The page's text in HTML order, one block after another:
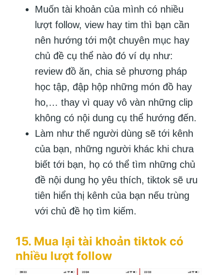
Muốn tài khoản của mình có nhiều
lượt follow, view hay tim thì bạn cần
nên hướng tới một chuyên mục hay
chủ đề cụ thể nào đó ví dụ như:
review đồ ăn, chia sẻ phương pháp
học tập, đập hộp những món đồ hay
ho,… thay vì quay vô vàn những clip
không có nội dung cụ thể hướng đến.
Làm như thế người dùng sẽ tới kênh
của bạn, những người khác khi chưa
biết tới bạn, họ có thể tìm những chủ
đề nội dung họ yêu thích, tiktok sẽ ưu
tiên hiển thị kênh của bạn nếu trùng
với chủ đề họ tìm kiếm.
15. Mua lại tài khoản tiktok có
nhiều lượt follow